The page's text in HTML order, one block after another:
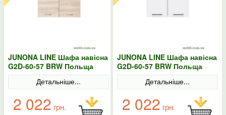
JUNONA LINE Шафа навісна
G2D-60-57 BRW Польща
Сонома
Детальніше...
2 022 грн.
JUNONA LINE Шафа навісна
G2D-60-57 BRW Польща
колір-білий
Детальніше...
2 022 грн.